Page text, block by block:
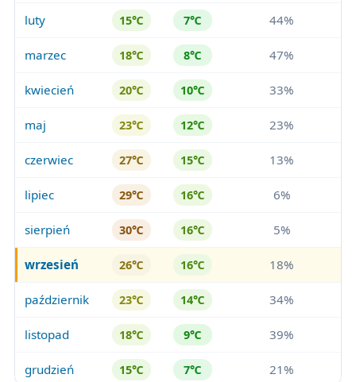
luty 15℃ 7℃ 44%
marzec 18℃ 8℃ 47%
kwiecień 20℃ 10℃ 33%
maj 23℃ 12℃ 23%
czerwiec 27℃ 15℃ 13%
lipiec 29℃ 16℃ 6%
sierpień 30℃ 16℃ 5%
wrzesień 26℃ 16℃ 18%
październik 23℃ 14℃ 34%
listopad 18℃ 9℃ 39%
grudzień 15℃ 7℃ 21%